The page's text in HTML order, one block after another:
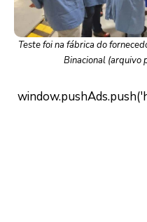
Teste foi na fábrica do
Binacional (arquivo